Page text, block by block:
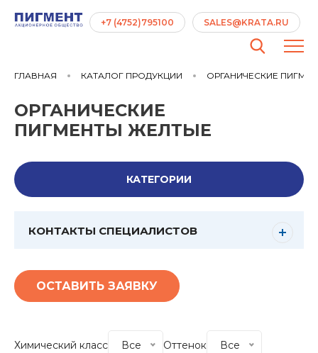
ГЛАВНАЯ КАТАЛОГ ПРОДУКЦИИ ОРГАНИЧЕСКИЕ
ОРГАНИЧЕСКИЕ
ПИГМЕНТЫ ЖЕЛТЫЕ
КАТЕГОРИИ
КОНТАКТЫ СПЕЦИАЛИСТОВ
ОСТАВИТЬ ЗАЯВКУ
Химический класс Все Оттенок Все